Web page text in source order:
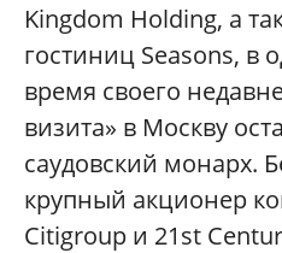
Kingdom Holding, а
гостиниц Seasons, в
время своего
визита» в Москву
саудовский монарх.
крупный акционер
Citigroup и 21st